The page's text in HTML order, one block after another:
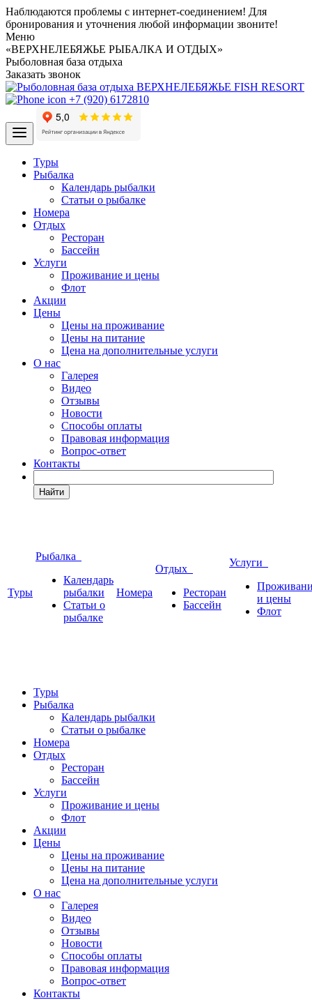
Наблюдаются проблемы с интернет-соединением! Для
бронирования и уточнения любой информации звоните!
Меню
«ВЕРХНЕЛЕБЯЖЬЕ РЫБАЛКА И ОТДЫХ»
Рыболовная база отдыха
Заказать звонок
+7 (920) 6172810
Туры
Рыбалка
Календарь рыбалки
Статьи о рыбалке
Номера
Отдых
Ресторан
Бассейн
Услуги
Проживание и цены
Флот
Акции
Цены
Цены на проживание
Цены на питание
Цена на дополнительные услуги
О нас
Галерея
Видео
Отзывы
Новости
Способы оплаты
Правовая информация
Вопрос-ответ
Контакты
Найти
Туры
Рыбалка
Календарь
рыбалки
Статьи о
рыбалке
Номера
Отдых
Ресторан
Бассейн
Услуги
и цены
Флот
Туры
Рыбалка
Календарь рыбалки
Статьи о рыбалке
Номера
Отдых
Ресторан
Бассейн
Услуги
Проживание и цены
Флот
Акции
Цены
Цены на проживание
Цены на питание
Цена на дополнительные услуги
О нас
Галерея
Видео
Отзывы
Новости
Способы оплаты
Правовая информация
Вопрос-ответ
Контакты